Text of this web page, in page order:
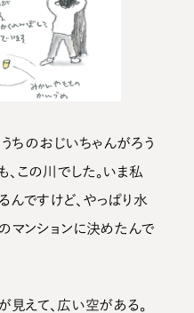
うちのおじいちゃんがろう
この川でした。いま私
ですけど、やっぱり水
マンションに決めたんで
えて、広い空がある。